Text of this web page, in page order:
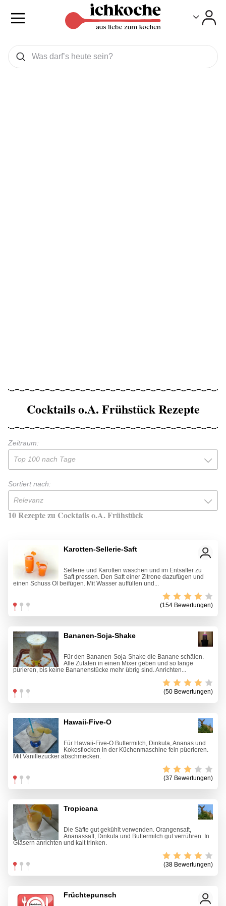
Was wollen Sie suchen
Suchen
Cocktails o.A. Frühstück Rezepte
Zeitraum:
Top 100 nach Tage
Sortiert nach:
Relevanz
10 Rezepte zu Cocktails o.A. Frühstück
Karotten-Sellerie-Saft
Sellerie und Karotten waschen und im Entsafter zu
Saft pressen. Den Saft einer Zitrone dazufügen und
einen Schuss Öl beifügen. Mit Wasser auffüllen und...
(154 Bewertungen)
Bananen-Soja-Shake
Für den Bananen-Soja-Shake die Banane schälen.
Alle Zutaten in einen Mixer geben und so lange
pürieren, bis keine Bananenstücke mehr übrig sind. Anrichten...
(50 Bewertungen)
Hawaii-Five-O
Für Hawaii-Five-O Buttermilch, Dinkula, Ananas und
Kokosflocken in der Küchenmaschine fein püerieren.
Mit Vanillezucker abschmecken.
(37 Bewertungen)
Tropicana
Die Säfte gut gekühlt verwenden. Orangensaft,
Ananassaft, Dinkula und Buttermilch gut verrühren. In
Gläsern anrichten und kalt trinken.
(38 Bewertungen)
Früchtepunsch